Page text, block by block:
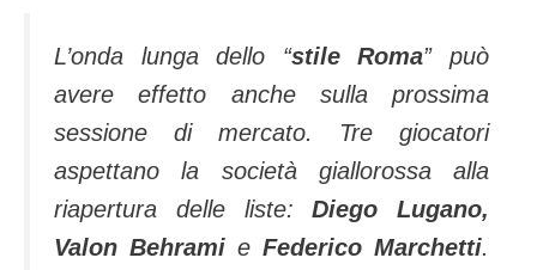
L’onda lunga dello “stile Roma” può
avere effetto anche sulla prossima
sessione di mercato. Tre giocatori
aspettano la società giallorossa alla
riapertura delle liste:Diego Lugano,
Valon Behrami e Federico Marchetti.